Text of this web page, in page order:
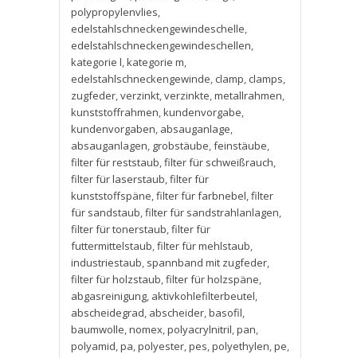
polypropylenvlies,
edelstahlschneckengewindeschelle,
edelstahlschneckengewindeschellen,
kategorie l,kategorie m,
edelstahlschneckengewinde, clamp, clamps,
zugfeder,verzinkt,verzinkte,metallrahmen,
kunststoffrahmen,kundenvorgabe,
kundenvorgaben, absauganlage,
absauganlagen, grobstäube,feinstäube,
filter für reststaub,filter für schweißrauch,
filter für laserstaub,filter für
kunststoffspäne,filter für farbnebel,filter
für sandstaub,filter für sandstrahlanlagen,
filter für tonerstaub,filter für
futtermittelstaub,filter für mehlstaub,
industriestaub, spannband mit zugfeder,
filter für holzstaub,filter für holzspäne,
abgasreinigung, aktivkohlefilterbeutel,
abscheidegrad, abscheider,basofil,
baumwolle,nomex,polyacrylnitril,pan,
polyamid,pa,polyester,pes,polyethylen,pe,